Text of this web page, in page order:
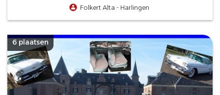
Folkert Alta - Harlingen
6 plaatsen